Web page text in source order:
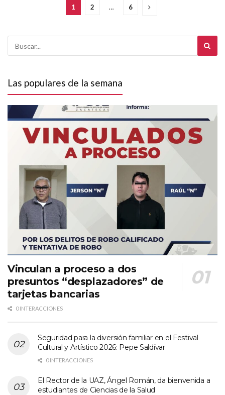
1 2 … 6
Las populares de la semana
Vinculan a proceso a dos
presuntos “desplazadores” de
tarjetas bancarias
0 INTERACCIONES
Seguridad para la diversión familiar en el Festival
Cultural y Artístico 2026: Pepe Saldívar
0 INTERACCIONES
El Rector de la UAZ, Ángel Román, da bienvenida a
estudiantes de Ciencias de la Salud